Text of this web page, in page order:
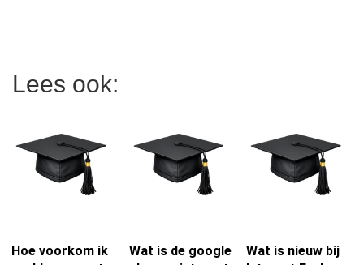
Lees ook:
Hoe voorkom ik
Wat is de google
Wat is nieuw bij